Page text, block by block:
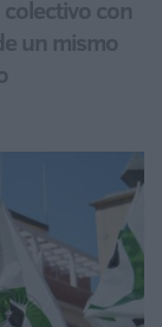
con
un mismo